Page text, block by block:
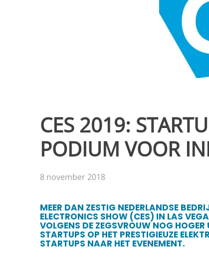
CES 2019:
PODIUM VOOR
8 november 2018
MEER DAN ZESTIG NEDERLANDSE
ELECTRONICS SHOW (CES) IN LAS
VOLGENS DE ZEGSVROUW NOG
STARTUPS OP HET PRESTIGIEUZE
STARTUPS NAAR HET EVENEMENT.